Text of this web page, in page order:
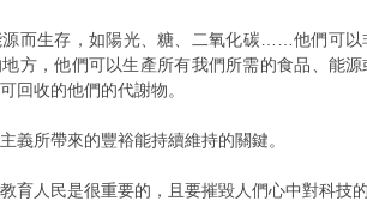
而生存，如陽光、糖、二氧化碳……他們可以
方，他們可以生產所有我們所需的食品、能
回收的他們的代謝物。
義所帶來的豐裕能持續維持的關鍵。
育人民是很重要的，且要摧毀人們心中對科技